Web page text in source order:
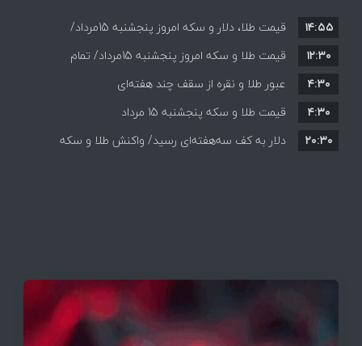
قیمت طلا، دلار و سکه امروز پنجشنبه 15مرداد/
افزایش قیمت ها + جدول
۱۴:۵۵
قیمت طلا و سکه امروز پنجشنبه 15مرداد/ تمام
قیمت ها بر مدار افزایش + جدول
۱۲:۳۰
عبور طلا و نقره از سقف چند هفته‌ای
۴:۳۰
قیمت طلا و سکه پنجشنبه 15 مرداد
۴:۳۰
دلار به کف سه‌هفته‌ای رسید/ واکنش طلا و سکه
۲۰:۳۰